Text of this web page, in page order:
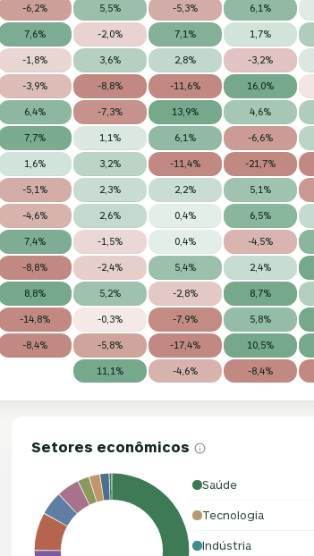
-6,2% 5,5% -5,3% 6,1%
7,6% -2,0% 7,1% 1,7%
-1,8% 3,6% 2,8% -3,2%
-3,9% -8,8% -11,6% 16,0%
6,4% -7,3% 13,9% 4,6%
7,7% 1,1% 6,1% -6,6%
1,6% 3,2% -11,4% -21,7%
-5,1% 2,3% 2,2% 5,1%
-4,6% 2,6% 0,4% 6,5%
7,4% -1,5% 0,4% -4,5%
-8,8% -2,4% 5,4% 2,4%
8,8% 5,2% -2,8% 8,7%
-14,8% -0,3% -7,9% 5,8%
-8,4% -5,8% -17,4% 10,5%
11,1% -4,6% -8,4%
Setores econômicos
Saúde
Tecnologia
Indústria